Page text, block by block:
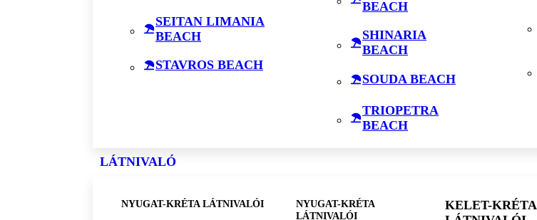
SEITAN LIMANIA
BEACH
STAVROS BEACH
BEACH
SHINARIA
BEACH
SOUDA BEACH
TRIOPETRA
BEACH
LÁTNIVALÓ
NYUGAT-KRÉTA LÁTNIVALÓI
NYUGAT-KRÉTA
LÁTNIVALÓI
KELET-KRÉTA